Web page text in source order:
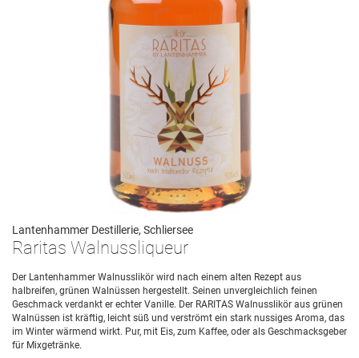
Lantenhammer Destillerie, Schliersee
Raritas Walnussliqueur
Der Lantenhammer Walnusslikör wird nach einem alten Rezept aus
halbreifen, grünen Walnüssen hergestellt. Seinen unvergleichlich feinen
Geschmack verdankt er echter Vanille. Der RARITAS Walnusslikör aus grünen
Walnüssen ist kräftig, leicht süß und verströmt ein stark nussiges Aroma, das
im Winter wärmend wirkt. Pur, mit Eis, zum Kaffee, oder als Geschmacksgeber
für Mixgetränke.